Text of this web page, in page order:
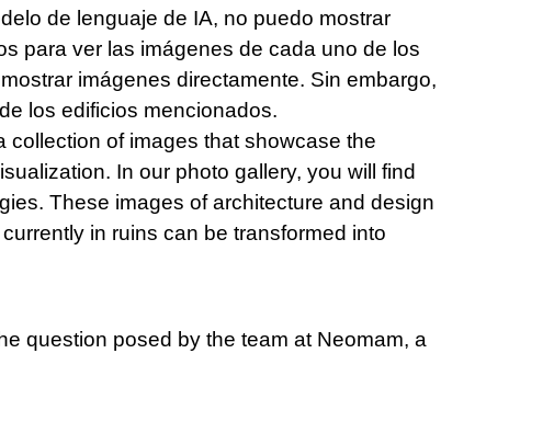
de lenguaje de IA, no puedo mostrar
para ver las imágenes de cada uno de los
imágenes directamente. Sin embargo,
los edificios mencionados.
of images that showcase the
In our photo gallery, you will find
These images of architecture and design
in ruins can be transformed into
question posed by the team at Neomam, a